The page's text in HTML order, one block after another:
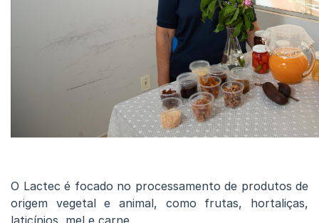
O Lactec é focado no processamento de produtos de
origem vegetal e animal, como frutas, hortaliças,
laticínios, mel e carne.